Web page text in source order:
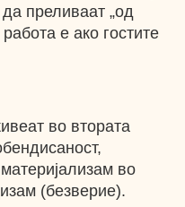
преливаат „од
е ако гостите
во втората
во
(безверие).